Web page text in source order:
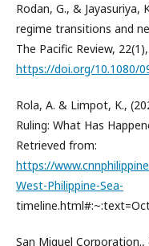
Rodan, G., & Jayasuriya,
regime transitions and
The Pacific Review,
https://doi.org/10.1080/
Rola, A. & Limpot, K.,
Ruling: What Has
Retrieved from:
https://
West-Philippine-Sea-
San Miguel